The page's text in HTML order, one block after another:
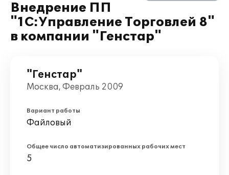
Внедрение ПП
"1С:Управление Торговлей 8"
в компании "Генстар"
"Генстар"
Москва, Февраль 2009
Вариант работы
Файловый
Общее число автоматизированных рабочих мест
5